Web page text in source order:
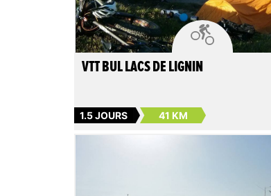

VTT BUL LACS DE LIGNIN
1.5 JOURS 41 KM